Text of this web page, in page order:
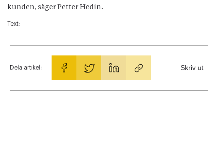
kunden, säger Petter Hedin.
Text:
Dela artikel: Skriv ut